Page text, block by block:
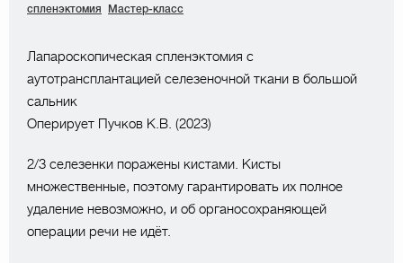
спленэктомия
Мастер-класс
Лапароскопическая спленэктомия с
аутотрансплантацией селезеночной ткани в большой
сальник
Оперирует Пучков К.В. (2023)
2/3 селезенки поражены кистами. Кисты
множественные, поэтому гарантировать их полное
удаление невозможно, и об органосохраняющей
операции речи не идёт.